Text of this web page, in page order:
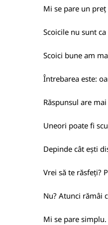
Mi se pare un
Scoicile nu sunt
Scoici bune am
Întrebarea este:
Răspunsul are
Uneori poate fi
Depinde cât ești
Vrei să te răsfeți?
Nu? Atunci rămâi
Mi se pare simplu.